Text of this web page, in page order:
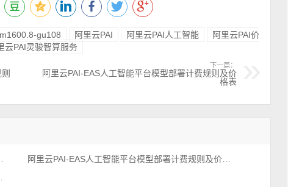
gu108 阿里云PAI 阿里云PAI人工智能
阿里云PAI价
云PAI灵骏智算服务
下一篇：
阿里云PAI-EAS人工智能平台模型部署计费规则及价
格表